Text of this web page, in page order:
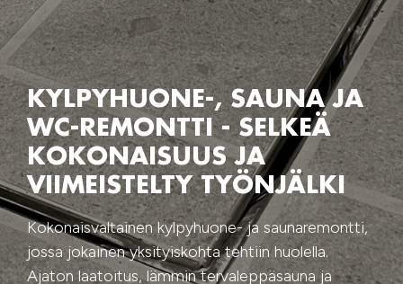
KYLPYHUONE-, SAUNA JA
WC-REMONTTI - SELKEÄ
KOKONAISUUS JA
VIIMEISTELTY TYÖNJÄLKI
Kokonaisvaltainen kylpyhuone- ja saunaremontti,
jossa jokainen yksityiskohta tehtiin huolella.
Ajaton laatoitus, lämmin tervaleppäsauna ja